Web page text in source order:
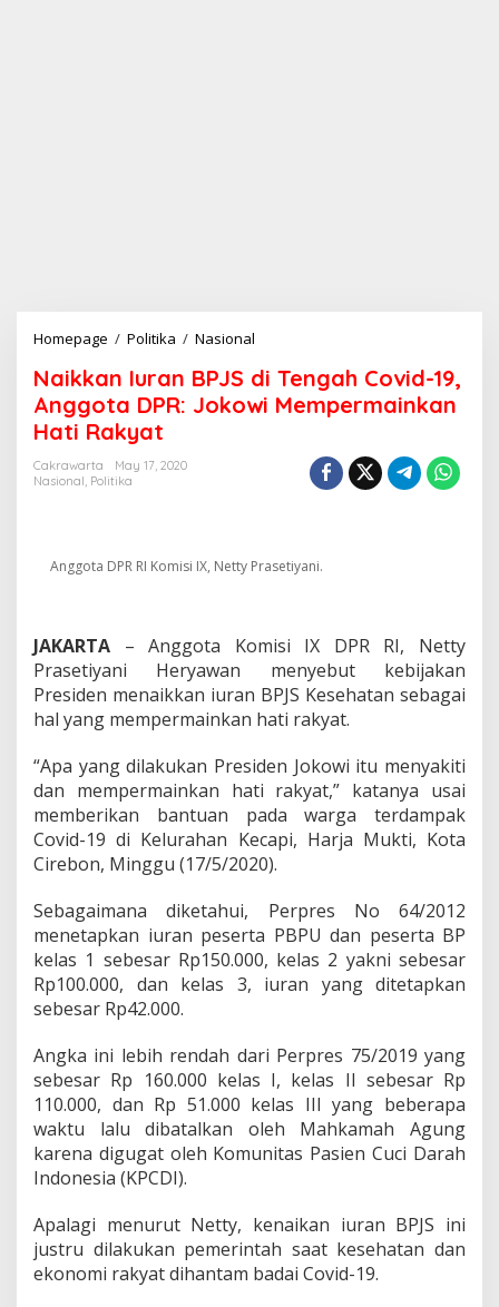
Homepage / Politika / Nasional
i
k
k
n
S
d
T
e
g
a
h
C
o
v
1
9
g
o
t
a
D
P
J
o
k
o
Naikkan Iuran BPJS di Tengah Covid-19,
Anggota DPR: Jokowi Mempermainkan
Hati Rakyat
Cakrawarta
May 17, 2020
Nasional, Politika
Anggota DPR RI Komisi IX, Netty Prasetiyani.
JAKARTA – Anggota Komisi IX DPR RI, Netty
Prasetiyani Heryawan menyebut kebijakan
Presiden menaikkan iuran BPJS Kesehatan sebagai
hal yang mempermainkan hati rakyat.
“Apa yang dilakukan Presiden Jokowi itu menyakiti
dan mempermainkan hati rakyat,” katanya usai
memberikan bantuan pada warga terdampak
Covid-19 di Kelurahan Kecapi, Harja Mukti, Kota
Cirebon, Minggu (17/5/2020).
Sebagaimana diketahui, Perpres No 64/2012
menetapkan iuran peserta PBPU dan peserta BP
kelas 1 sebesar Rp150.000, kelas 2 yakni sebesar
Rp100.000, dan kelas 3, iuran yang ditetapkan
sebesar Rp42.000.
Angka ini lebih rendah dari Perpres 75/2019 yang
sebesar Rp 160.000 kelas I, kelas II sebesar Rp
110.000, dan Rp 51.000 kelas III yang beberapa
waktu lalu dibatalkan oleh Mahkamah Agung
karena digugat oleh Komunitas Pasien Cuci Darah
Indonesia (KPCDI).
Apalagi menurut Netty, kenaikan iuran BPJS ini
justru dilakukan pemerintah saat kesehatan dan
ekonomi rakyat dihantam badai Covid-19.